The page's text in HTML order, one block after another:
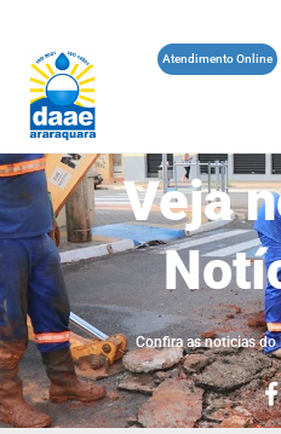
Atendimento Online
Veja
Confira as noticias do